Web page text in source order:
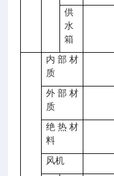
供
水
箱
内部材
质
外部材
质
绝热材
料
风机